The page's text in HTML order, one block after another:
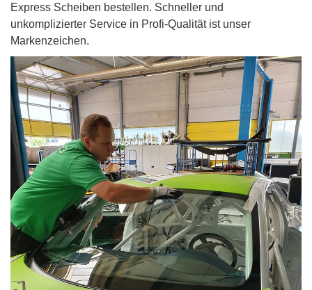
Express Scheiben bestellen. Schneller und
unkomplizierter Service in Profi-Qualität ist unser
Markenzeichen.